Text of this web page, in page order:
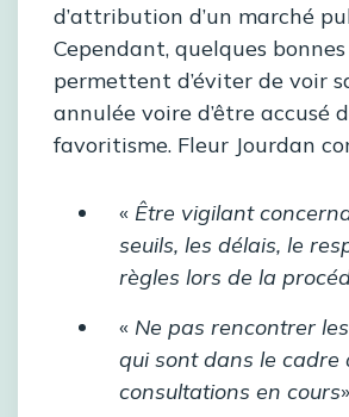
d’attribution d’un marché
Cependant, quelques
permettent d’éviter de voir
annulée voire d’être accusé
favoritisme. Fleur Jourdan
« Être vigilant
seuils, les délais, le
règles lors de la
« Ne pas rencontrer
qui sont dans le cadre
consultations en cours